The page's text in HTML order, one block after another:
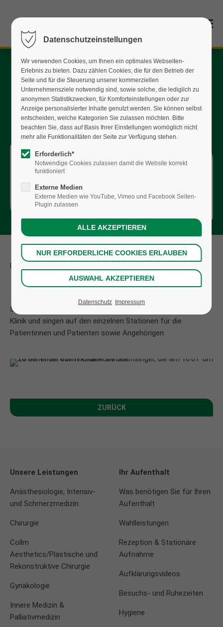
12.01.2026
DIE STERNSINGER
KOMMEN
DIE STERNSINGER KOMMEN...
...Gemeinsam mit Kantor Matthias Dorschel kommen die
Sternsinger am Freitag, den 16.01., um 16 Uhr in die Collm
Klinik und singen auf den einzelnen Stationen für die
Patientinnen und Patienten sowie Angehörigen.
ZURÜCK
Unsere Leistungen
Anästhesiologie, Intensiv-
und Schmerzmedizin
Chirurgie
Collm
Aesthetics/Plastische und
Rekonstruktive Chirurgie
Gynäkologie
Innere Medizin &
Palliativmedizin
Ihr Aufenthalt
Was benötigen Sie für Ihren
Aufenthalt
Wahlleistungen
Rezeption & Stationäre
Aufnahme
Aufklärungsvideos
Besuchs- und Ruhezeiten
Hygiene
Datenschutzeinstellungen
Wir verwenden Cookies, um Ihnen ein optimales Webseiten-
Erlebnis zu bieten. Dazu zählen Cookies, die für den Betrieb der
Seite und für die Steuerung unserer kommerziellen
Unternehmensziele notwendig sind, sowie solche, die lediglich zu
anonymen Statistikzwecken, für Komforteinstellungen oder zur
Anzeige personalisierter Inhalte genutzt werden. Sie können selbst
entscheiden, welche Kategorien Sie zulassen möchten. Bitte
beachten Sie, dass auf Basis Ihrer Einstellungen womöglich nicht
mehr alle Funktionalitäten der Seite zur Verfügung stehen.
Erforderlich*
Notwendige Cookies zulassen damit die Website korrekt
funktioniert
Externe Medien
Externe Medien wie YouTube, Vimeo und Facebook Seiten-
Plugin zulassen
Datenschutz Impressum